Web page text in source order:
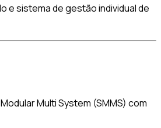
e sistema de gestão individual de
Multi System (SMMS) com